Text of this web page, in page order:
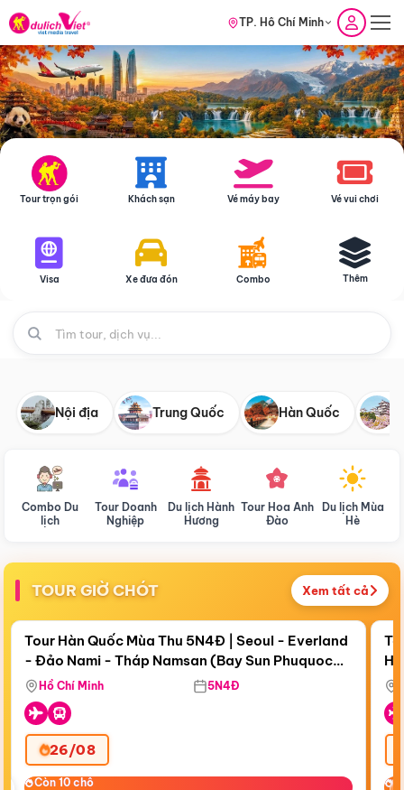
TP. Hồ Chí Minh
Tour trọn gói Khách sạn Vé máy bay Vé vui chơi
Visa Xe đưa đón Combo Thêm
Nội địa Trung Quốc Hàn Quốc
Combo Du
lịch
Tour Doanh
Nghiệp
Du lịch Hành
Hương
Tour Hoa Anh
Đào
Du lịch Mùa
Hè
TOUR GIỜ CHÓT Xem tất cả
Còn19 ngày 12:35:01
Điểm nổi bật
Tour Hàn Quốc Mùa Thu 5N4Đ | Seoul - Everland
- Đảo Nami - Tháp Namsan (Bay Sun Phuquoc
Airways)
Hồ Chí Minh 5N4Đ
26/08
Còn 10 chỗ
Còn 10 chỗ